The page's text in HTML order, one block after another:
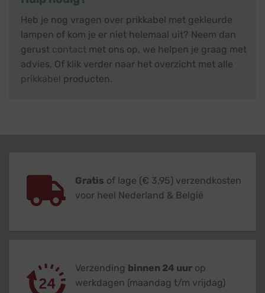
Heb je nog vragen over prikkabel met gekleurde
lampen of kom je er niet helemaal uit? Neem dan
gerust contact met ons op, we helpen je graag met
advies. Of klik verder naar het overzicht met alle
prikkabel producten.
Gratis of lage (€ 3,95) verzendkosten
voor heel Nederland & België
Verzending binnen 24 uur op
werkdagen (maandag t/m vrijdag)